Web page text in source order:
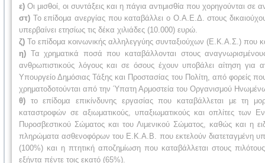
ε) Οι μισθοί, οι συντάξεις και η πάγια αντιμισθία που χορηγούνται
στ) Το επίδομα ανεργίας που καταβάλλει ο Ο.Α.Ε.Δ. στους
υπερβαί­νει ετησίως τις δέκα χιλιάδες (10.000) ευρώ.
ζ) Το επίδομα κοινωνικής αλληλεγγύης συνταξιούχων (Ε.Κ.Α.Σ.) που
η) Τα χρηματικά ποσά που καταβάλλονται στους
ανθρωπιστικούς λόγους και σε όσους έχουν υποβάλει αίτηση για
Υπουργείο Δημόσιας Τάξης και Προστασίας του Πολίτη, από φορείς
χρηματοδοτούνται από την Ύπατη Αρμοστεία του Οργανισμού
θ) το επίδομα επικίνδυνης εργασίας που καταβάλλεται με τη
καταστροφών σε αξιωματικούς, υπαξιωματικούς και οπλίτες
Πυροσβεστικού Σώματος και του Λιμενικού Σώματος, καθώς και η
πληρώματα ασθενοφόρων του Ε.Κ.Α.Β. που εκτελούν διατεταγμένη
(100%) και η πτητική αποζημίωση που καταβάλλεται στους
εξήντα πέντε τοις εκατό (65%).